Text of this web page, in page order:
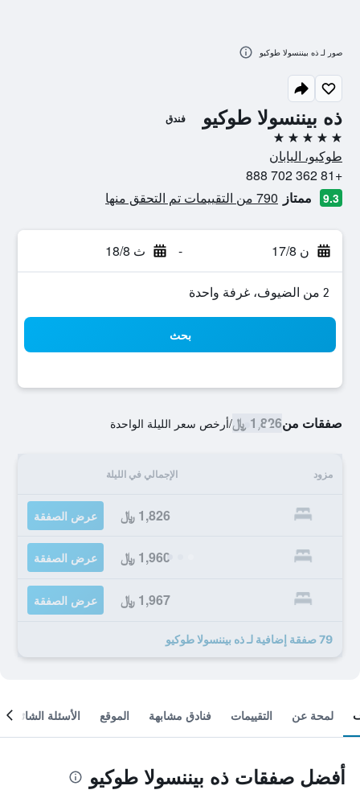
ذه بيننسولا طوكيو فندق
5 نجوم
طوكيو، اليابان
+81 362 702 888
9.3 ممتاز 790 من التقييمات تم التحقق منها
ن 17/8 - ث 18/8
2 من الضيوف، غرفة واحدة
بحث
صفقات من1,826 ﷼ /أرخص سعر الليلة الواحدة
مزود الإجمالي في الليلة
1,826 ﷼ عرض الصفقة
1,960 ﷼ عرض الصفقة
1,967 ﷼ عرض الصفقة
79 صفقة إضافية لـ ذه بيننسولا طوكيو
صور لـ ذه بيننسولا طوكيو
لمحة عن التقييمات فنادق مشابهة الموقع الأسئلة الشائعة
أفضل صفقات ذه بيننسولا طوكيو